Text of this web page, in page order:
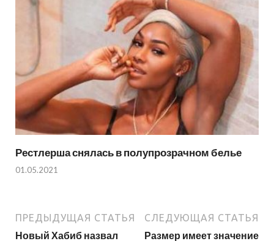
Рестлерша снялась в полупрозрачном белье
01.05.2021
ПРЕДЫДУЩАЯ СТАТЬЯ
Новый Хабиб назвал
СЛЕДУЮЩАЯ СТАТЬЯ
Размер имеет значение